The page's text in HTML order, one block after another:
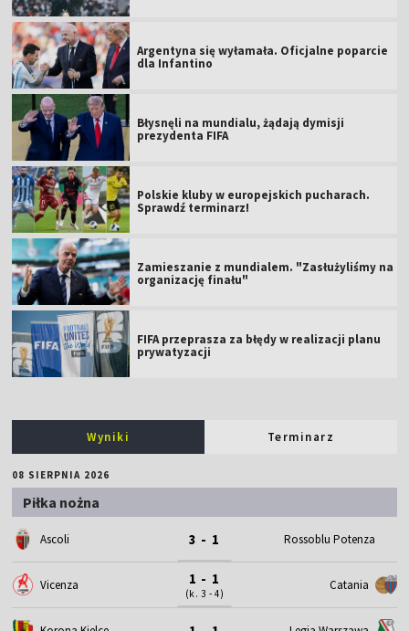
Argentyna się wyłamała. Oficjalne poparcie
dla Infantino
Błysnęli na mundialu, żądają dymisji
prezydenta FIFA
Polskie kluby w europejskich pucharach.
Sprawdź terminarz!
Zamieszanie z mundialem. "Zasłużyliśmy na
organizację finału"
FIFA przeprasza za błędy w realizacji planu
prywatyzacji
Wyniki Terminarz
08 SIERPNIA 2026
Piłka nożna
Ascoli 3 - 1 Rossoblu Potenza
Vicenza 1 - 1
(k. 3 - 4)
Catania